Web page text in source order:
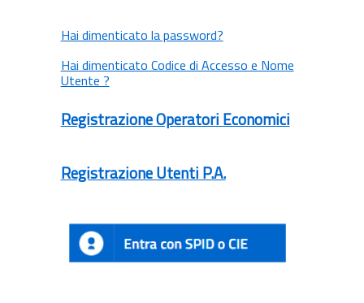
Hai dimenticato la password?
Hai dimenticato Codice di Accesso e Nome
Utente ?
Registrazione Operatori Economici
Registrazione Utenti P.A.